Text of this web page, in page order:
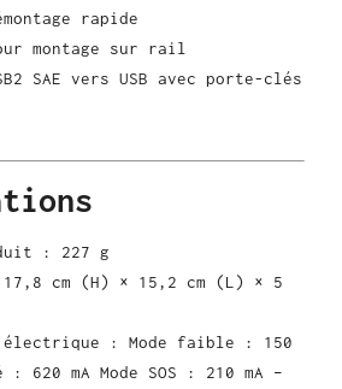
rapide
montage sur rail
SAE vers USB avec porte-clés
: 227 g
17,8 cm (H) × 15,2 cm (L) × 5
électrique : Mode faible : 150
: 620 mA Mode SOS : 210 mA –